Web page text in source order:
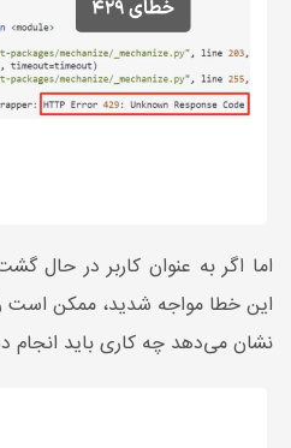
اما اگر به عنوان کاربر در حال
این خطا مواجه شدید، ممکن است
نشان می‌دهد چه کاری باید انجام